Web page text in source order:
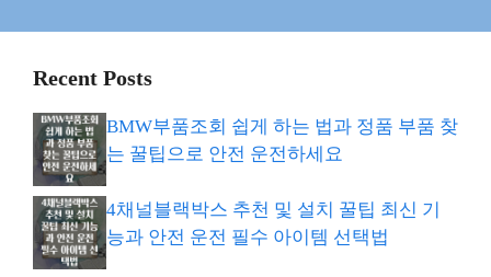
Recent Posts
BMW부품조회 쉽게 하는 법과 정품 부품 찾
는 꿀팁으로 안전 운전하세요
4채널블랙박스 추천 및 설치 꿀팁 최신 기
능과 안전 운전 필수 아이템 선택법